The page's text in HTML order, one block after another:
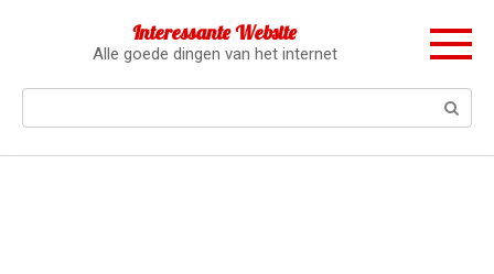
Interessante Website
Alle goede dingen van het internet